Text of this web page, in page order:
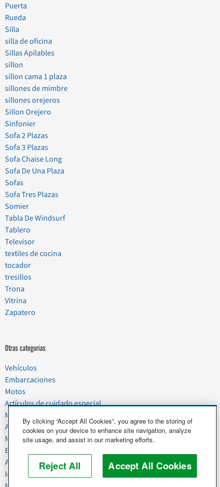
Puerta
Rueda
Silla
silla de oficina
Sillas Apilables
sillon
sillon cama 1 plaza
sillones de mimbre
sillones orejeros
Sillon Orejero
Sinfonier
Sofa 2 Plazas
Sofa 3 Plazas
Sofa Chaise Long
Sofa De Una Plaza
Sofas
Sofa Tres Plazas
Somier
Tabla De Windsurf
Tablero
Televisor
textiles de cocina
tocador
tresillos
Trona
Vitrina
Zapatero
Otras categorías
Vehículos
Embarcaciones
Motos
Artículos de cuidado especial
Mudanzas
Artículos del hogar
Mascotas
Basura y chatarra
Alimentos y agricultura
Industria y negocios
By clicking “Accept All Cookies”, you agree to the storing of
cookies on your device to enhance site navigation, analyze
site usage, and assist in our marketing efforts.
Reject All Accept All Cookies